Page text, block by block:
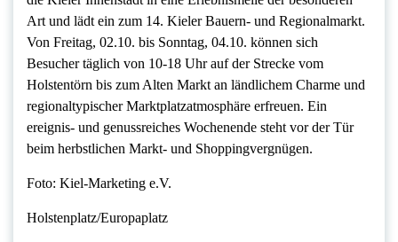
Art und lädt ein zum 14. Kieler Bauern- und Regionalmarkt.
Von Freitag, 02.10. bis Sonntag, 04.10. können sich
Besucher täglich von 10-18 Uhr auf der Strecke vom
Holstentörn bis zum Alten Markt an ländlichem Charme und
regionaltypischer Marktplatzatmosphäre erfreuen. Ein
ereignis- und genussreiches Wochenende steht vor der Tür
beim herbstlichen Markt- und Shoppingvergnügen.
Foto: Kiel-Marketing e.V.
Holstenplatz/Europaplatz